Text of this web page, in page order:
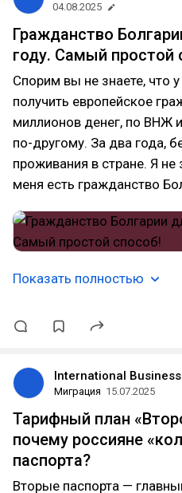
04.08.2025
Гражданство
году. Самый простой
Спорим вы не знаете, что
получить европейское
миллионов денег, по ВНЖ
по-другому. За два года,
проживания в стране. Я не
меня есть гражданство
Показать полностью
International Business
Миграция 15.07.2025
Тарифный план
почему россияне
паспорта?
Вторые паспорта —